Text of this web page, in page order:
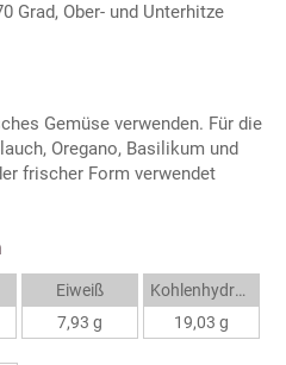
Grad, Ober- und Unterhitze
Gemüse verwenden. Für die
Oregano, Basilikum und
frischer Form verwendet
Eiweiß
7,93 g
Kohlenhydrate
19,03 g